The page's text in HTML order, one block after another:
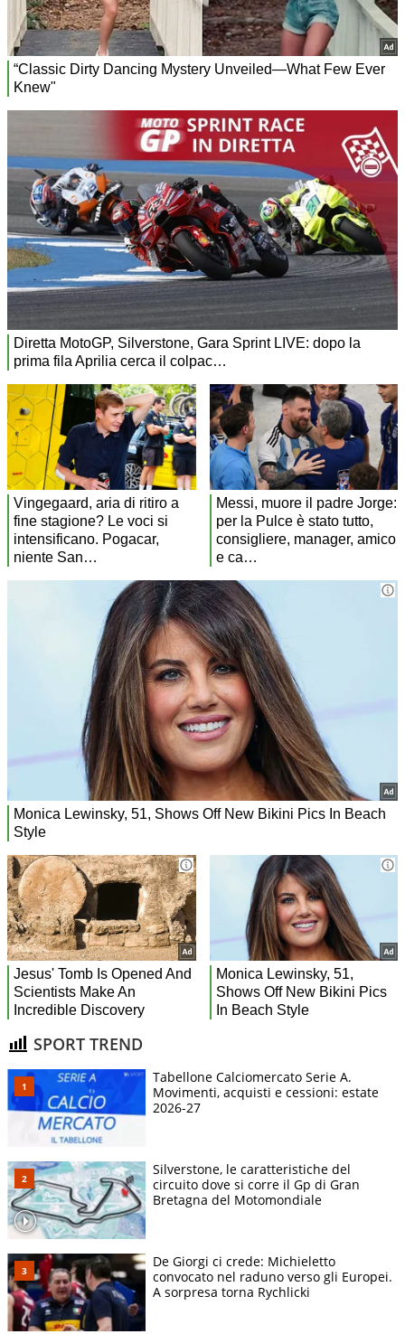
SPORT TREND
Tabellone Calciomercato Serie A.
Movimenti, acquisti e cessioni: estate
2026-27
Silverstone, le caratteristiche del
circuito dove si corre il Gp di Gran
Bretagna del Motomondiale
De Giorgi ci crede: Michieletto
convocato nel raduno verso gli Europei.
A sorpresa torna Rychlicki